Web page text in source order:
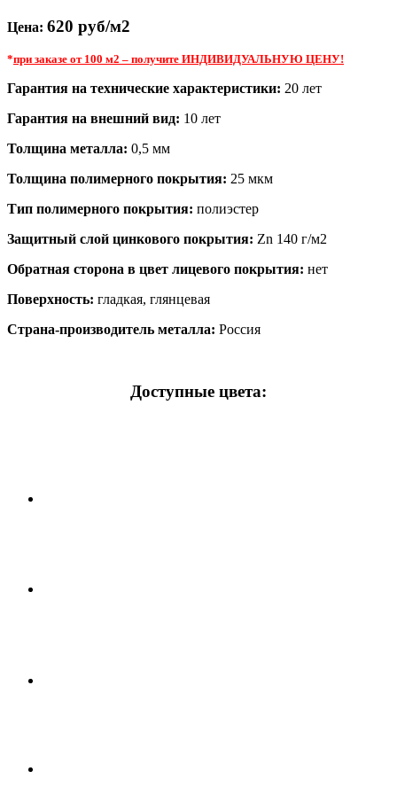
Цена: 620 руб/м2
*при заказе от 100 м2 – получите ИНДИВИДУАЛЬНУЮ ЦЕНУ!
Гарантия на технические характеристики: 20 лет
Гарантия на внешний вид: 10 лет
Толщина металла: 0,5 мм
Толщина полимерного покрытия: 25 мкм
Тип полимерного покрытия: полиэстер
Защитный слой цинкового покрытия: Zn 140 г/м2
Обратная сторона в цвет лицевого покрытия: нет
Поверхность: гладкая, глянцевая
Страна-производитель металла: Россия
Доступные цвета: